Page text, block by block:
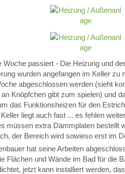
Woche passiert - Die Heizung und
wurden angefangen im Keller zu
abgeschlossen werden (sieht
Knöpfchen gibt zum spielen) und
das Funktionsheizen für den
liegt auch fast ... es fehlen
müssen extra Dämmplaten bestellt
der Bereich wird sowieso erst im
hat seine Arbeiten
Flächen und Wände im Bad für die
jetzt kann installiert werden,